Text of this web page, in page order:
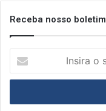
Receba nosso boletim
seu
de